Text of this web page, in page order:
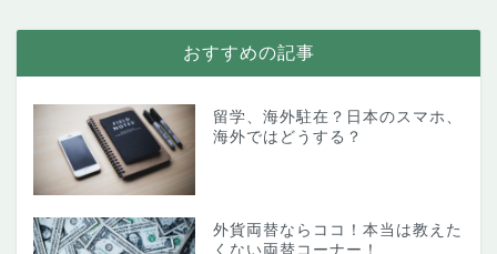
おすすめの記事
留学、海外駐在？日本のスマホ、
海外ではどうする？
外貨両替ならココ！本当は教えた
くない両替コーナー！